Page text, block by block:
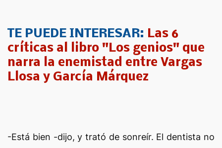
TE PUEDE INTERESAR: Las 6
críticas al libro "Los genios" que
narra la enemistad entre Vargas
Llosa y García Márquez
-Está bien -dijo, y trató de sonreír. El dentista no